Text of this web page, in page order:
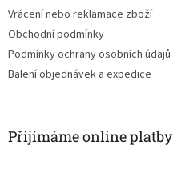
Vrácení nebo reklamace zboží
Obchodní podmínky
Podmínky ochrany osobních údajů
Balení objednávek a expedice
Přijímáme online platby